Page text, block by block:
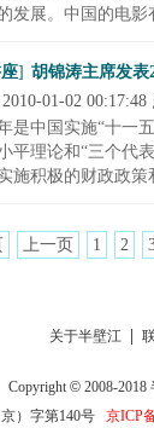
发展。中国的电
] 胡锦涛主席发表
2010-01-02 00:17:48
是中国实施“十一
平理论和“三个代
施积极的财政政
上一页 1 2
关于半壁江
Copyright©2008-2018
京）字第140号 京ICP